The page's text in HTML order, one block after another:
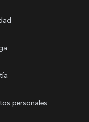
personales